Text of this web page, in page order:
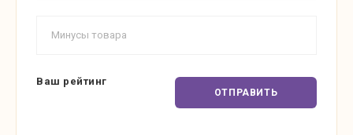
Ваш рейтинг
ОТПРАВИТЬ